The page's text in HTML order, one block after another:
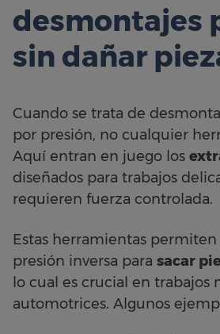
desmontajes
sin dañar
Cuando se trata de
por presión, no cualquier
Aquí entran en juego los
diseñados para trabajos
requieren fuerza controlada.
Estas herramientas
presión inversa para sacar
lo cual es crucial en trabajos
automotrices. Algunos